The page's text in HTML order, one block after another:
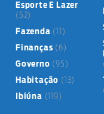
Esporte E Lazer
(52)
Fazenda (11)
Finanças (6)
Governo (95)
Habitação (13)
Ibiúna (119)